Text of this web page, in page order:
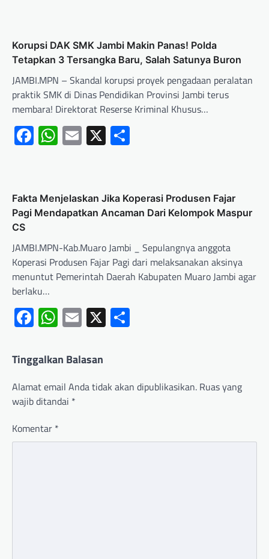
Korupsi DAK SMK Jambi Makin Panas! Polda
Tetapkan 3 Tersangka Baru, Salah Satunya Buron
JAMBI.MPN – Skandal korupsi proyek pengadaan peralatan
praktik SMK di Dinas Pendidikan Provinsi Jambi terus
membara! Direktorat Reserse Kriminal Khusus…
Facebook
WhatsApp
Email
X
Fakta Menjelaskan Jika Koperasi Produsen Fajar
Pagi Mendapatkan Ancaman Dari Kelompok Maspur
CS
JAMBI.MPN-Kab.Muaro Jambi _ Sepulangnya anggota
Koperasi Produsen Fajar Pagi dari melaksanakan aksinya
menuntut Pemerintah Daerah Kabupaten Muaro Jambi agar
berlaku…
Facebook
WhatsApp
Email
X
Tinggalkan Balasan
Alamat email Anda tidak akan dipublikasikan. Ruas yang
wajib ditandai *
Komentar *